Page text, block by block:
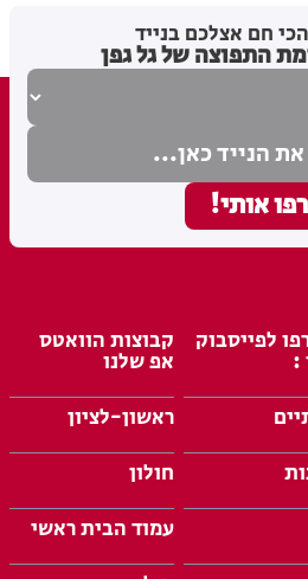
חם אצלכם בנייד
התפוצה של גל גפן
לפייסבוק
:
קבוצות הוואטס
אפ שלנו
ראשון-לציון
חולון
עמוד הבית ראשי